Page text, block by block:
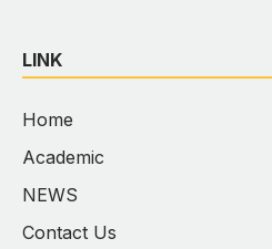
LINK
Home
Academic
NEWS
Contact Us